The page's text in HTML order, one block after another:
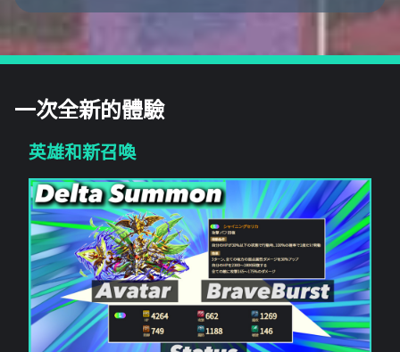
一次全新的體驗
英雄和新召喚